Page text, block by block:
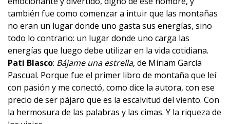
también fue como comenzar a intuir que las montañas
no eran un lugar donde uno gasta sus energías, sino
todo lo contrario: un lugar donde uno carga las
energías que luego debe utilizar en la vida cotidiana.
Pati Blasco: Bájame una estrella, de Miriam García
Pascual. Porque fue el primer libro de montaña que leí
con pasión y me conectó, como dice la autora, con ese
precio de ser pájaro que es la escalvitud del viento. Con
la hermosura de las palabras y las cimas. Y la riqueza de